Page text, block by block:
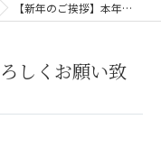
【新年のご挨拶】本年もよろしくお願い致します
しくお願い致